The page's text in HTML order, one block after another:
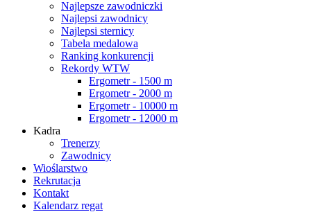
Najlepsze zawodniczki
Najlepsi zawodnicy
Najlepsi sternicy
Tabela medalowa
Ranking konkurencji
Rekordy WTW
Ergometr - 1500 m
Ergometr - 2000 m
Ergometr - 10000 m
Ergometr - 12000 m
Kadra
Trenerzy
Zawodnicy
Wioślarstwo
Rekrutacja
Kontakt
Kalendarz regat